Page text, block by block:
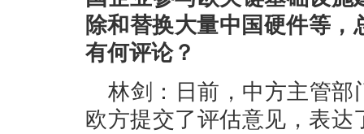
除和替换大量中国硬件等，
有何评论？
林剑：日前，中方主管部
欧方提交了评估意见，表